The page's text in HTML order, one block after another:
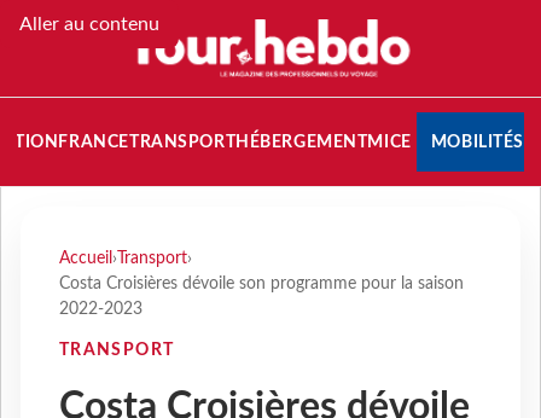
Aller au contenu
FRANCETRANSPORT HÉBERGEMENTMICE MOBILITÉS
Accueil › Transport›
Costa Croisières dévoile son programme pour la saison
2022-2023
TRANSPORT
Costa Croisières dévoile